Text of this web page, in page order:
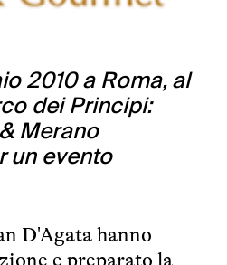
2010 a Roma, al
dei Principi:
Merano
un evento
D'Agata hanno
e preparato la